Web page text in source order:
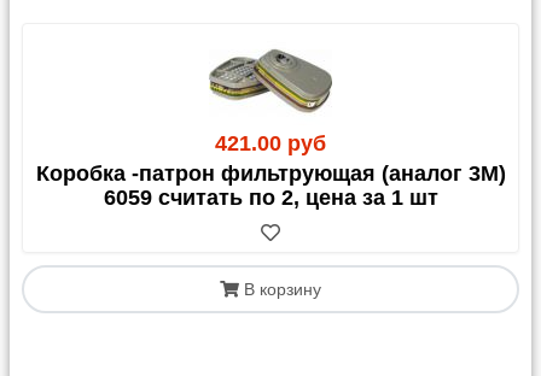
421.00 руб
Коробка -патрон фильтрующая (аналог 3М)
6059 считать по 2, цена за 1 шт
В корзину